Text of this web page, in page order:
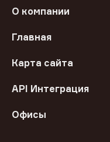
О компании
Главная
Карта сайта
API Интеграция
Офисы